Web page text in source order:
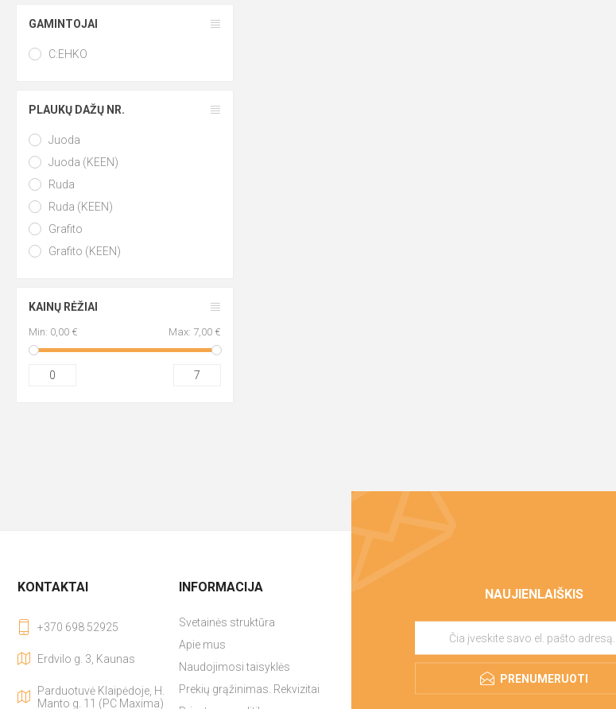
KAINŲ RĖŽIAI
Min: 0,00 € Max: 7,00 €
0 7
PLAUKŲ DAŽŲ NR.
Juoda
Juoda (KEEN)
Ruda
Ruda (KEEN)
Grafito
Grafito (KEEN)
GAMINTOJAI
C:EHKO
NAUJIENLAIŠKIS
PRENUMERUOTI
KONTAKTAI
+370 698 52925
Erdvilo g. 3, Kaunas
Parduotuvė Klaipėdoje, H.
Manto g. 11 (PC Maxima)
INFORMACIJA
Svetainės struktūra
Apie mus
Naudojimosi taisyklės
Prekių grąžinimas. Rekvizitai